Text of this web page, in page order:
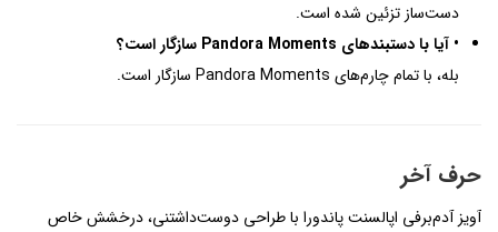
دست‌ساز تزئین شده است.
• آیا با دستبندهای Pandora Moments سازگار است؟
بله، با تمام چارم‌های Pandora Moments سازگار است.
حرف آخر
آویز آدم‌برفی اپالسنت پاندورا با طراحی دوست‌داشتنی، درخشش خاص